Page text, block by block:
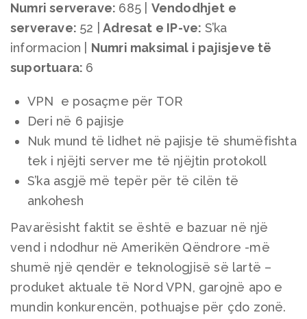
Numri serverave: 685 | Vendodhjet e
serverave: 52 | Adresat e IP-ve: S’ka
informacion | Numri maksimal i pajisjeve të
suportuara: 6
VPN e posaçme për TOR
Deri në 6 pajisje
Nuk mund të lidhet në pajisje të shumëfishta
tek i njëjti server me të njëjtin protokoll
S’ka asgjë më tepër për të cilën të
ankohesh
Pavarësisht faktit se është e bazuar në një
vend i ndodhur në Amerikën Qëndrore -më
shumë një qendër e teknologjisë së lartë –
produket aktuale të Nord VPN, garojnë apo e
mundin konkurencën, pothuajse për çdo zonë.